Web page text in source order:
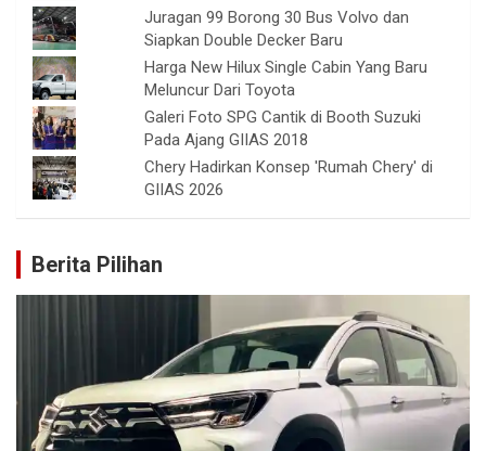
Juragan 99 Borong 30 Bus Volvo dan
Siapkan Double Decker Baru
Harga New Hilux Single Cabin Yang Baru
Meluncur Dari Toyota
Galeri Foto SPG Cantik di Booth Suzuki
Pada Ajang GIIAS 2018
Chery Hadirkan Konsep 'Rumah Chery' di
GIIAS 2026
Berita Pilihan